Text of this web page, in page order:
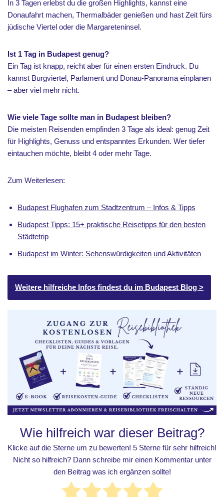
In 3 Tagen erlebst du die großen Highlights, kannst eine
Donaufahrt machen, Thermalbäder genießen und hast Zeit fürs
jüdische Viertel oder die Margareteninsel.
Ist 1 Tag in Budapest genug?
Ein Tag ist knapp, reicht aber für einen ersten Eindruck. Du
kannst Burgviertel, Parlament und Donau-Panorama einplanen
– aber viel mehr nicht.
Wie viele Tage sollte man in Budapest bleiben?
Die meisten Reisenden empfinden 3 Tage als ideal: genug Zeit
für Highlights, Genuss und entspanntes Erkunden. Wer tiefer
eintauchen möchte, bleibt 4 oder mehr Tage.
Zum Weiterlesen:
Budapest Flughafen zum Stadtzentrum – Infos & Tipps
Budapest Tipps: 15+ praktische Reisetipps für den besten
Städtetrip
Budapest im Winter: Sehenswürdigkeiten und Aktivitäten
Weitere hilfreiche Infos findest du im Budapest Blog >
Wie hilfreich war dieser Beitrag?
Klicke auf die Sterne um zu bewerten! 5 Sterne für sehr hilfreich!
Nicht so hilfreich? Dann schreibe mir einen Kommentar unter
den Beitrag was ich ergänzen sollte!